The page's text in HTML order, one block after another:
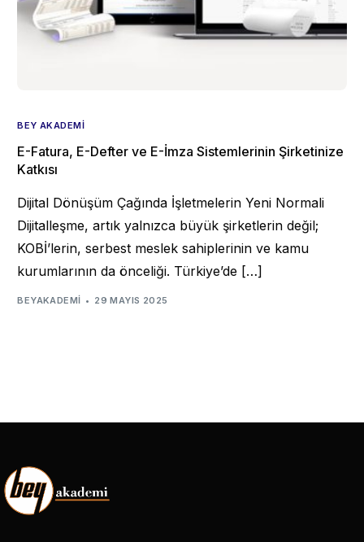
BEY AKADEMI
E-Fatura, E-Defter ve E-İmza Sistemlerinin Şirketinize
Katkısı
Dijital Dönüşüm Çağında İşletmelerin Yeni Normali
Dijitalleşme, artık yalnızca büyük şirketlerin değil;
KOBİ’lerin, serbest meslek sahiplerinin ve kamu
kurumlarının da önceliği. Türkiye’de […]
BEYAKADEMI 29 MAYIS 2025